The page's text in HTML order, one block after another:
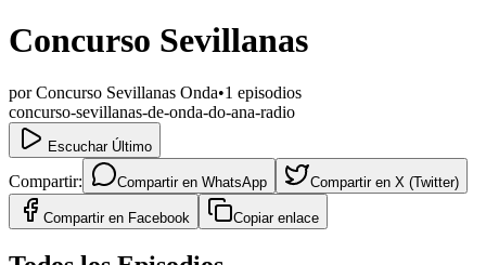
Concurso Sevillanas
porConcurso Sevillanas Onda•1 episodios
concurso-sevillanas-de-onda-do-ana-radio
Escuchar Último
Compartir: Compartir en WhatsApp Compartir en X (Twitter)
Compartir en Facebook Copiar enlace